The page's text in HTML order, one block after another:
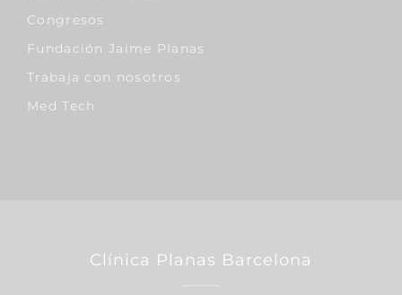
Congresos
Fundación Jaime Planas
Trabaja con nosotros
Med Tech
Clínica Planas Barcelona